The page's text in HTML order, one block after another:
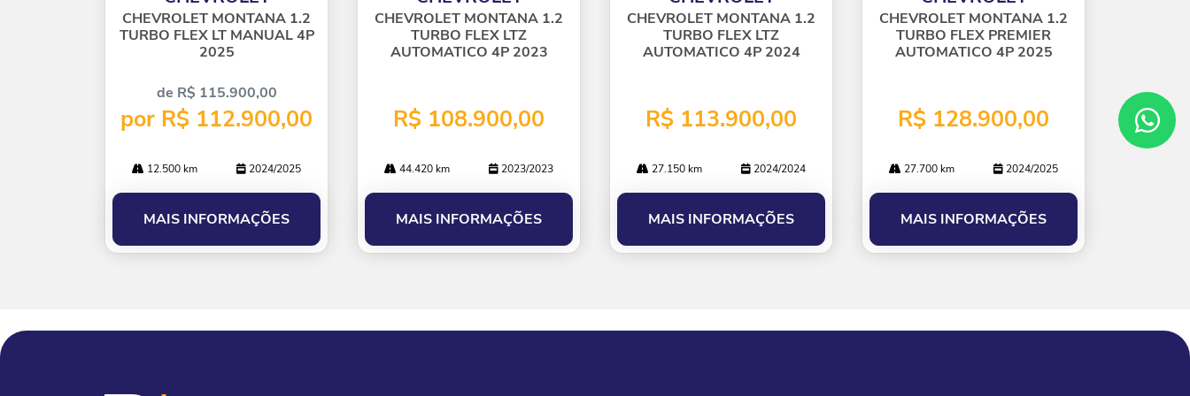
lhe
CHEVROLET MONTANA 1.2
TURBO FLEX LT MANUAL 4P
2025
de R$ 115.900,00
por R$ 112.900,00
12.500 km 2024/2025
MAIS INFORMAÇÕES
lhe
CHEVROLET MONTANA 1.2
TURBO FLEX LTZ
AUTOMATICO 4P 2023
R$ 108.900,00
44.420 km 2023/2023
MAIS INFORMAÇÕES
lhe
CHEVROLET MONTANA 1.2
TURBO FLEX LTZ
AUTOMATICO 4P 2024
R$ 113.900,00
27.150 km 2024/2024
MAIS INFORMAÇÕES
lhe
CHEVROLET MONTANA 1.2
TURBO FLEX PREMIER
AUTOMATICO 4P 2025
R$ 128.900,00
27.700 km 2024/2025
MAIS INFORMAÇÕES